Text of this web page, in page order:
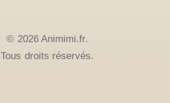
© 2026 Animimi.fr.
Tous droits réservés.